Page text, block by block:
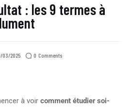
: les 9 termes à
03/2025 0 Comments
à voir comment étudier soi-